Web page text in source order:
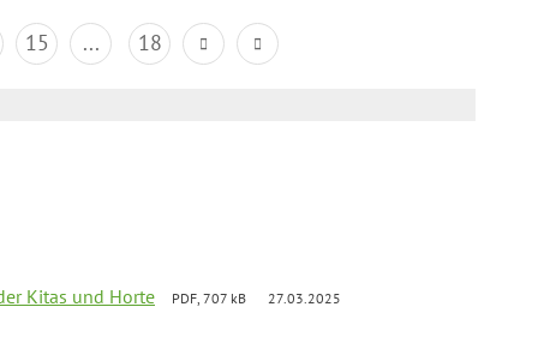
15 ... 18
Kitas und Horte PDF, 707 kB 27.03.2025